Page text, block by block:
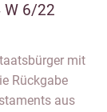
W 6/22
mit
Rückgabe
aus